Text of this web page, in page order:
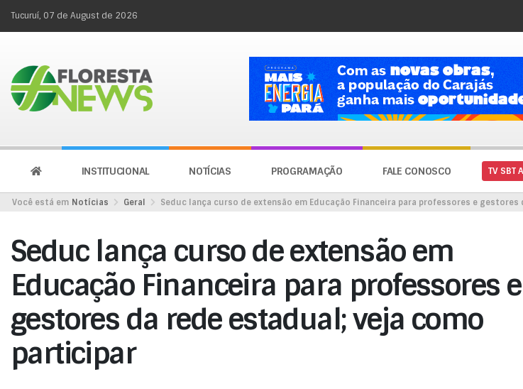
Tucuruí, 07 de August de 2026
INSTITUCIONAL NOTÍCIAS PROGRAMAÇÃO FALE CONOSCO TV SBT
Você está em Notícias Geral Seduc lança curso de extensão em Educação Financeira para professores e
Seduc lança curso de extensão em
Educação Financeira para professores e
gestores da rede estadual; veja como
participar